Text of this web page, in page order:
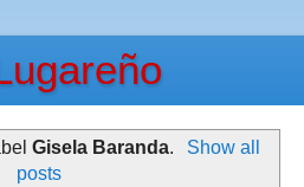
Gisela Baranda.
Show all
posts